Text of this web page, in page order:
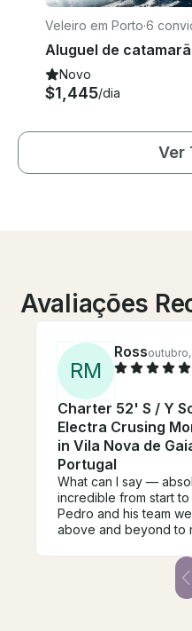
Veleiro em Porto·6
Novo
$1,445/dia
Ver
Avaliações
RM
Ross
Charter 52' S / Y
Electra Crusing
in Vila Nova de
Portugal
What can I say —
incredible from start to
Pedro and his team
above and beyond to
Antonio and Ines were
— professional,
completely committed